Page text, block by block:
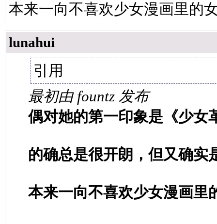
本来一向不喜欢少女漫画里的
lunahui
引用
最初由 fountz 发布
偶对她的第一印象是《少
的确总是很开朗，但又确实
本来一向不喜欢少女漫画里